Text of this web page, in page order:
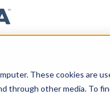
These cookies are
through other media. To
TM